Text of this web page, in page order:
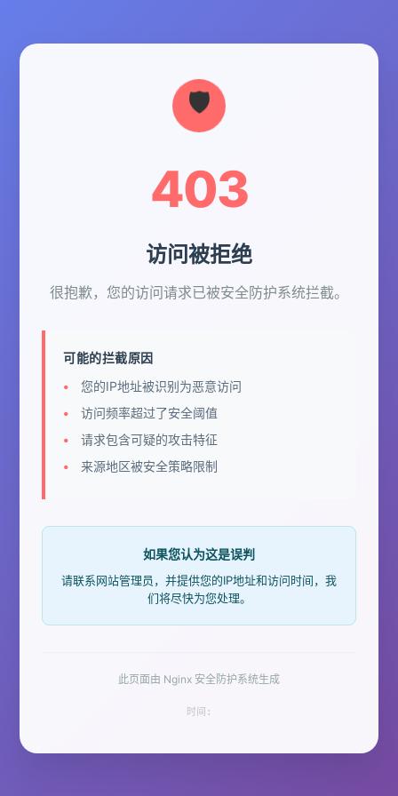
403
访问被拒绝
很抱歉，您的访问请求已被安全防护系统拦截。
可能的拦截原因
您的IP地址被识别为恶意访问
访问频率超过了安全阈值
请求包含可疑的攻击特征
来源地区被安全策略限制
如果您认为这是误判
请联系网站管理员，并提供您的IP地址和访问时间，我
们将尽快为您处理。
此页面由 Nginx 安全防护系统生成
时间: